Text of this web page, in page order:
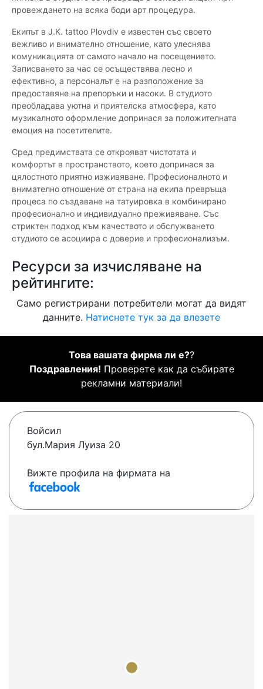
провеждането на всяка боди арт процедура.
Екипът в J.K. tattoo Plovdiv е известен със своето
вежливо и внимателно отношение, като улеснява
комуникацията от самото начало на посещението.
Записването за час се осъществява лесно и
ефективно, а персоналът е на разположение за
предоставяне на препоръки и насоки. В студиото
преобладава уютна и приятелска атмосфера, като
музикалното оформление допринася за положителната
емоция на посетителите.
Сред предимствата се открояват чистотата и
комфортът в пространството, което допринася за
цялостното приятно изживяване. Професионалното и
внимателно отношение от страна на екипа превръща
процеса по създаване на татуировка в комбинирано
професионално и индивидуално преживяване. Със
стриктен подход към качеството и обслужването
студиото се асоциира с доверие и професионализъм.
Ресурси за изчисляване на
рейтингите:
Само регистрирани потребители могат да видят
данните. Натиснете тук за да влезете
Това вашата фирма ли е??
Поздравления! Проверете как да събирате
рекламни материали!
Войсил
бул.Мария Луиза 20
Вижте профила на фирмата на